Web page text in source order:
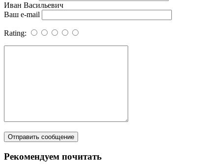
Иван Васильевич
Ваш e-mail
Rating:
Рекомендуем почитать